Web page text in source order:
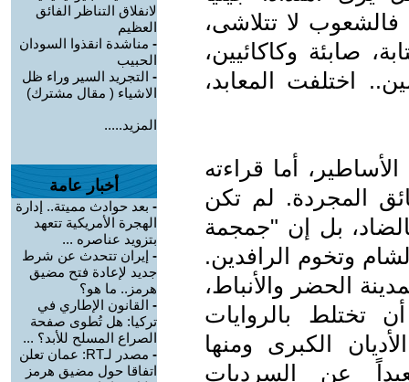
فالشعوب لا تتلاشى،
صابئة وكاكائيين،
اختلفت المعابد،
أما قراءته
المجردة. لم تكن
بل إن "جمجمة
وتخوم الرافدين.
الحضر والأنباط،
تختلط بالروايات
الكبرى ومنها
عن السرديات
لانفلاق التناظر الفائق
العظيم
- مناشدة انقذوا السودان
الحبيب
- التجريد السير وراء ظل
الاشياء ( مقال مشترك)
المزيد.....
أخبار عامة
- بعد حوادث مميتة.. إدارة
الهجرة الأمريكية تتعهد
بتزويد عناصره ...
- إيران تتحدث عن شرط
جديد لإعادة فتح مضيق
هرمز.. ما هو؟
- القانون الإطاري في
تركيا: هل تُطوى صفحة
الصراع المسلح للأبد؟ ...
-
مصدر لـRT: عمان تعلن
اتفاقا حول مضيق هرمز